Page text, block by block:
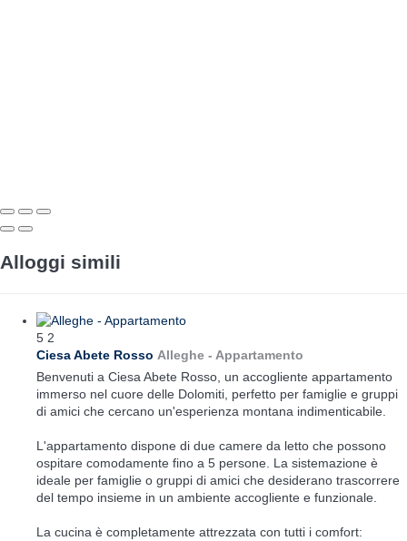
Alloggi simili
5 2
Ciesa Abete Rosso Alleghe - Appartamento
Benvenuti a Ciesa Abete Rosso, un accogliente appartamento
immerso nel cuore delle Dolomiti, perfetto per famiglie e gruppi
di amici che cercano un'esperienza montana indimenticabile.
L'appartamento dispone di due camere da letto che possono
ospitare comodamente fino a 5 persone. La sistemazione è
ideale per famiglie o gruppi di amici che desiderano trascorrere
del tempo insieme in un ambiente accogliente e funzionale.
La cucina è completamente attrezzata con tutti i comfort: